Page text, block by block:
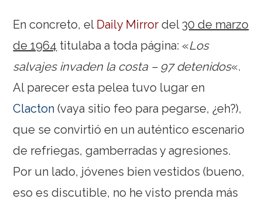
En concreto, el Daily Mirrordel 30 de marzo
de 1964 titulaba a toda página: «Los
salvajes invaden la costa – 97 detenidos«.
Al parecer esta pelea tuvo lugar en
Clacton(vaya sitio feo para pegarse, ¿eh?),
que se convirtió en un auténtico escenario
de refriegas, gamberradas y agresiones.
Por un lado, jóvenes bien vestidos (bueno,
eso es discutible, no he visto prenda más